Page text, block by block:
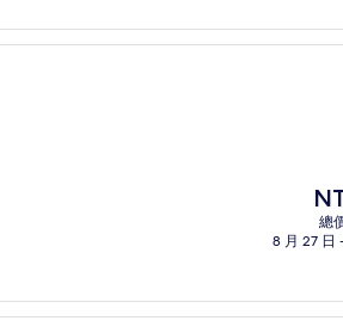
現
在
價
總
8 月 27 日